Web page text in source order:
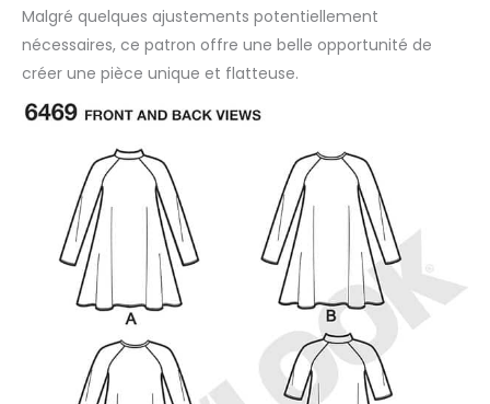
Malgré quelques ajustements potentiellement
nécessaires, ce patron offre une belle opportunité de
créer une pièce unique et flatteuse.